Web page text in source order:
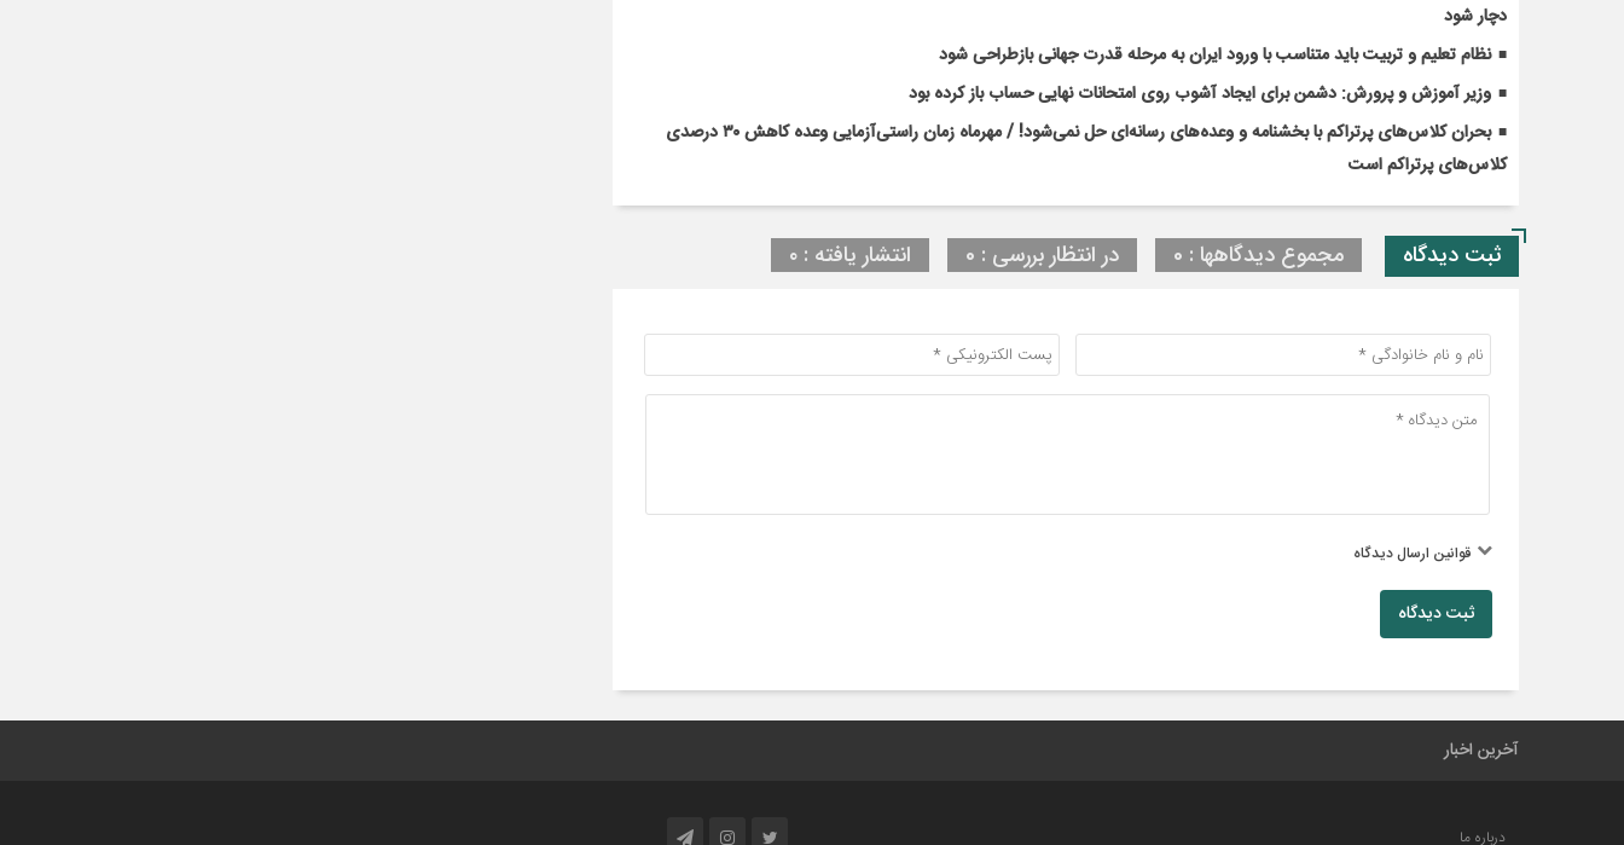
دچار شود
نظام تعلیم و تربیت باید متناسب با ورود ایران به مرحله قدرت جهانی بازطراحی شود
وزیر آموزش و پرورش: دشمن برای ایجاد آشوب روی امتحانات نهایی حساب باز کرده بود
بحران کلاس‌های پرتراکم با بخشنامه و وعده‌های رسانه‌ای حل نمی‌شود! / مهرماه زمان راستی‌آزمایی وعده کاهش ۳۰ درصدی
کلاس‌های پرتراکم است
ثبت دیدگاه مجموع دیدگاهها : 0 در انتظار بررسی : 0 انتشار یافته : ۰
قوانین ارسال دیدگاه
ثبت دیدگاه
آخرین اخبار
درباره ما